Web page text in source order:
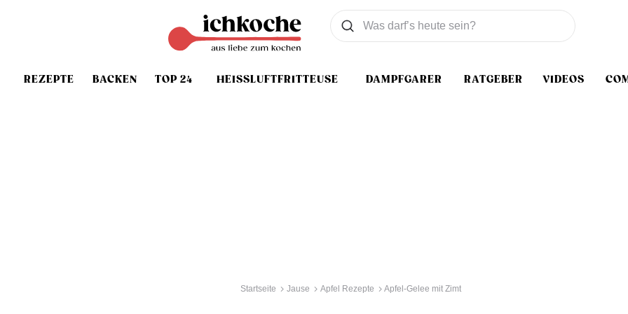
REZEPTE BACKEN TOP 24 HEISSLUFTFRITTEUSE DAMPFGARER RATGEBER VIDEOS
Was wollen Sie suchen
Suchen
Startseite Jause Apfel Rezepte Apfel-Gelee mit Zimt